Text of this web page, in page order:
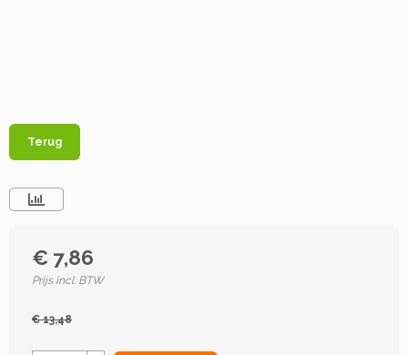
Terug
€ 7,86
Prijs incl. BTW
€ 13,48